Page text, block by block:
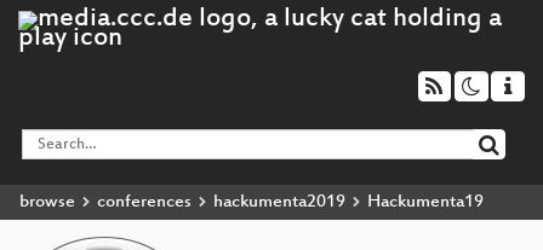
browse conferences hackumenta2019 Hackumenta19